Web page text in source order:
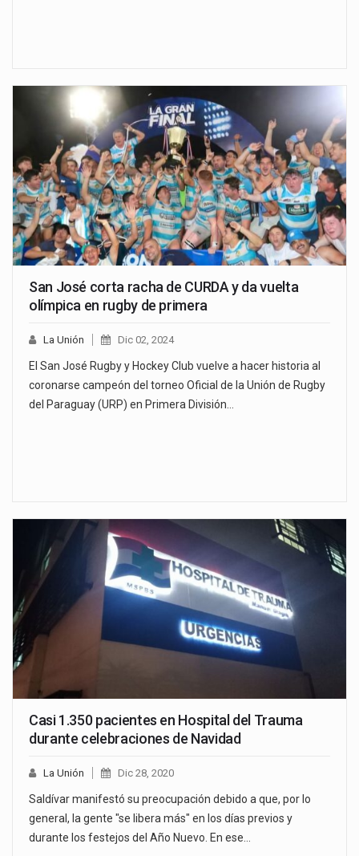
San José corta racha de CURDA y da vuelta
olímpica en rugby de primera
La Unión Dic 02, 2024
El San José Rugby y Hockey Club vuelve a hacer historia al
coronarse campeón del torneo Oficial de la Unión de Rugby
del Paraguay (URP) en Primera División…
Casi 1.350 pacientes en Hospital del Trauma
durante celebraciones de Navidad
La Unión Dic 28, 2020
Saldívar manifestó su preocupación debido a que, por lo
general, la gente "se libera más" en los días previos y
durante los festejos del Año Nuevo. En ese…